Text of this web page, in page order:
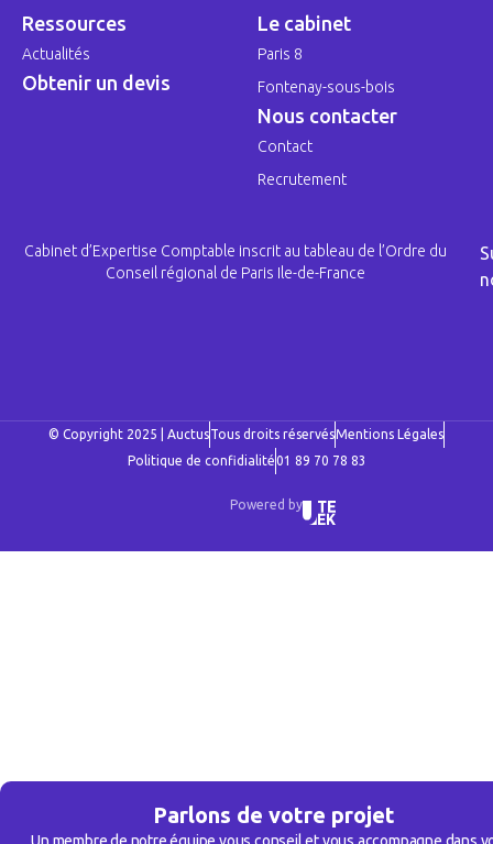
Parlons de votre projet
Ressources
Actualités
Obtenir un devis
Le cabinet
Paris 8
Fontenay-sous-bois
Nous contacter
Contact
Recrutement
Cabinet d’Expertise Comptable inscrit au tableau de l’Ordre du
Conseil régional de Paris Ile-de-France
© Copyright 2025 | AuctusTous droits réservésMentions Légales
Politique de confidialité01 89 70 78 83
Powered by